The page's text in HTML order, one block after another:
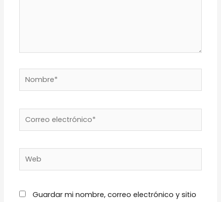
Nombre*
Web
Guardar mi nombre, correo electrónico y sitio